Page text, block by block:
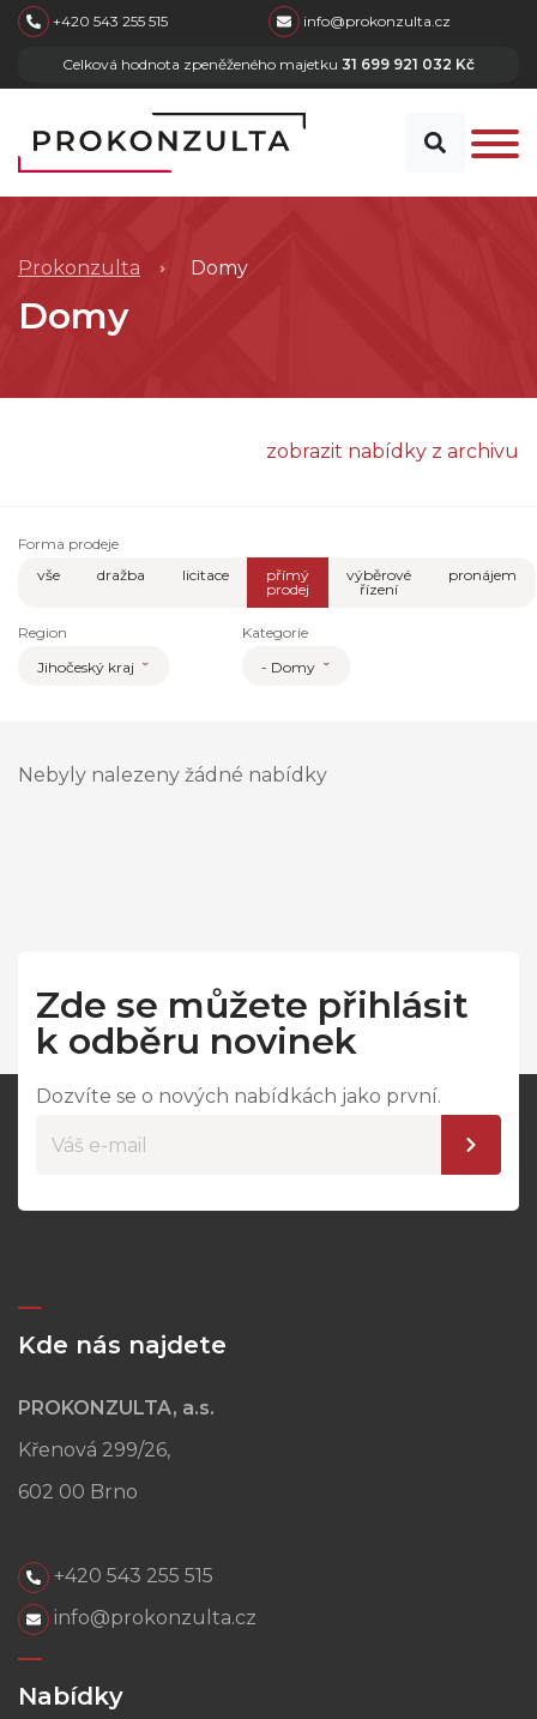
skip to main content
+420 543 255 515 info@prokonzulta.cz
Celková hodnota zpeněženého majetku 31 699 921 032 Kč
Prokonzulta Domy
Domy
zobrazit nabídky z archivu
Forma prodeje
vše
dražba licitace
přímý
prodej
výběrové
řízení
pronájem
Region
Jihočeský kraj
Kategorie
- Domy
Nebyly nalezeny žádné nabídky
Zde se můžete přihlásit
k odběru novinek
Dozvíte se o nových nabídkách jako první.
Kde nás najdete
PROKONZULTA, a.s.
Křenová 299/26,
602 00 Brno
+420 543 255 515
info@prokonzulta.cz
Nabídky